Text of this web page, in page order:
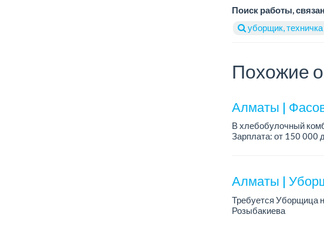
Поиск работы,
уборщик, техничка
Похожие
Алматы |
В хлебобулочный
Зарплата: от 150 000
Алматы |
Требуется Уборщица
Розыбакиева